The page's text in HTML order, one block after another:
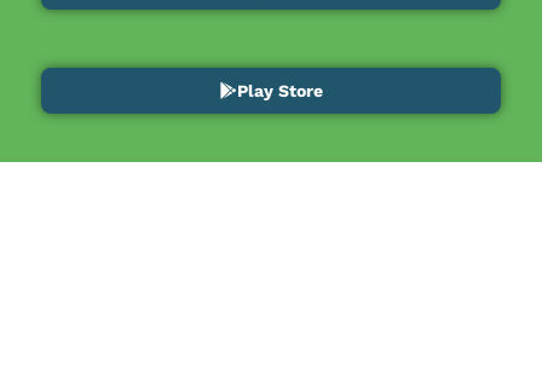
Play Store